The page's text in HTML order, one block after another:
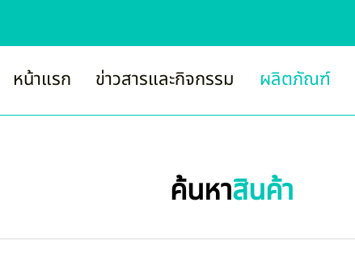
หน้าแรก ข่าวสารและกิจกรรม ผลิตภัณฑ์
ค้นหาสินค้า